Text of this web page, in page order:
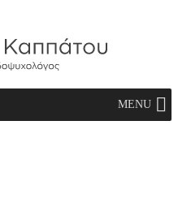
MENU